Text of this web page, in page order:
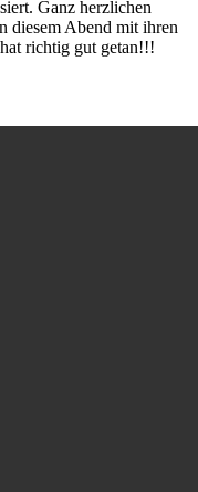
Ganz herzlichen
diesem Abend mit ihren
richtig gut getan!!!